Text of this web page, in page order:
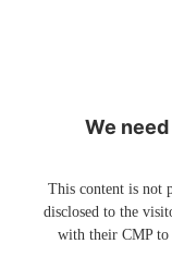
We
This content is not
disclosed to the
with their CMP to